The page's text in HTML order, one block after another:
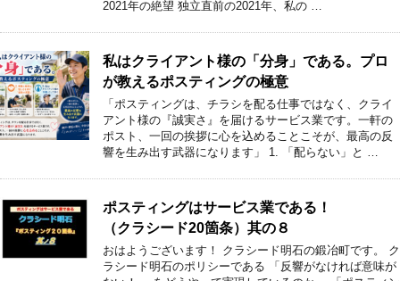
2021年の絶望 独立直前の2021年、私の …
私はクライアント様の「分身」である。プロ
が教えるポスティングの極意
「ポスティングは、チラシを配る仕事ではなく、クライ
アント様の『誠実さ』を届けるサービス業です。一軒の
ポスト、一回の挨拶に心を込めることこそが、最高の反
響を生み出す武器になります」 1. 「配らない」と …
ポスティングはサービス業である！
（クラシード20箇条）其の８
おはようございます！ クラシード明石の鍛冶町です。 ク
ラシード明石のポリシーである 「反響がなければ意味が